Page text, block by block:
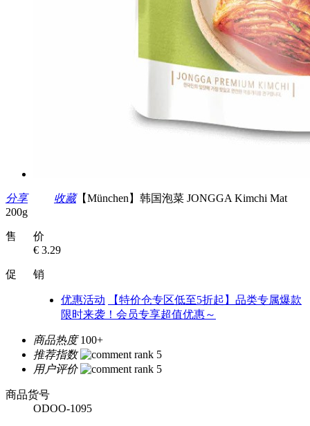
分享 收藏【München】韩国泡菜 JONGGA Kimchi Mat
200g
售 价
€ 3.29
促 销
优惠活动
【特价仓专区低至5折起】品类专属爆款
限时来袭！会员专享超值优惠～
商品热度 100+
推荐指数
用户评价
商品货号
ODOO-1095